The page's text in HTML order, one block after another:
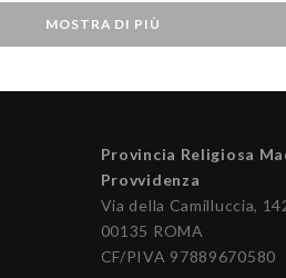
MOSTRA DI PIÙ
Provincia Religiosa
Provvidenza
Via della Camilluccia,
00135 ROMA
CF/PIVA 97889670580